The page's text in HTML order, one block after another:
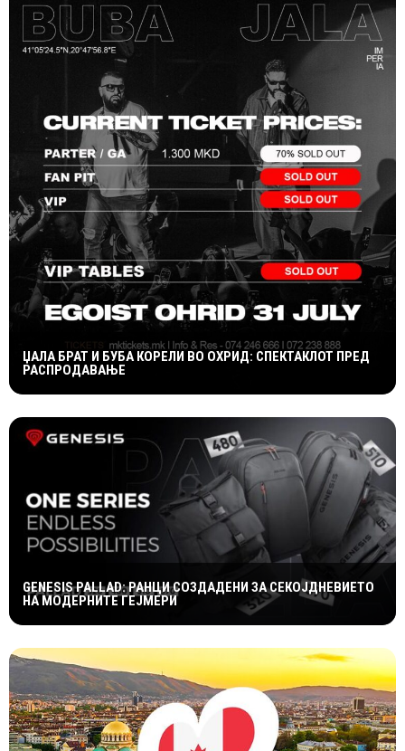
ЏАЛА БРАТ И БУБА КОРЕЛИ ВО ОХРИД: СПЕКТАКЛОТ ПРЕД
РАСПРОДАВАЊЕ
GENESIS PALLAD: РАНЦИ СОЗДАДЕНИ ЗА СЕКОЈДНЕВИЕТО
НА МОДЕРНИТЕ ГЕЈМЕРИ